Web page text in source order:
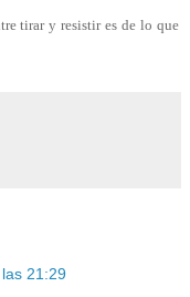
tirar y resistir es de lo que
21:29